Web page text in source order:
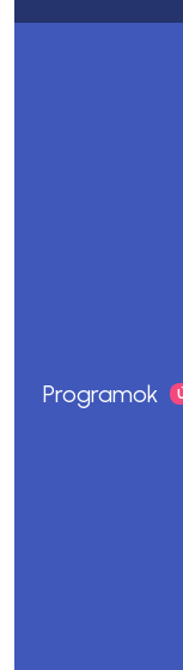
Programok